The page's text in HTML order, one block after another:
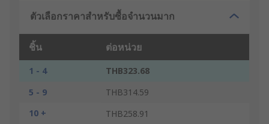
ตัวเลือกราคาสำหรับซื้อจำนวนมาก
ชิ้น ต่อหน่วย
1 - 4
THB323.68
5 - 9
THB314.59
10 +
THB258.91